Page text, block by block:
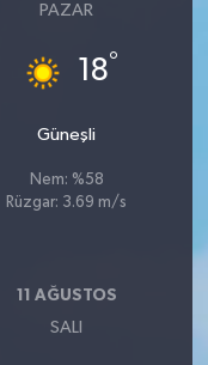
PAZAR
18°
Güneşli
Nem: %58
Rüzgar: 3.69 m/s
11 AĞUSTOS
SALI